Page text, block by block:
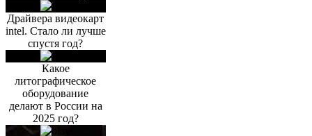
Драйвера видеокарт
intel. Стало ли лучше
спустя год?
Какое
литографическое
оборудование
делают в России на
2025 год?